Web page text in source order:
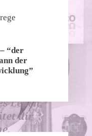
– “der
der